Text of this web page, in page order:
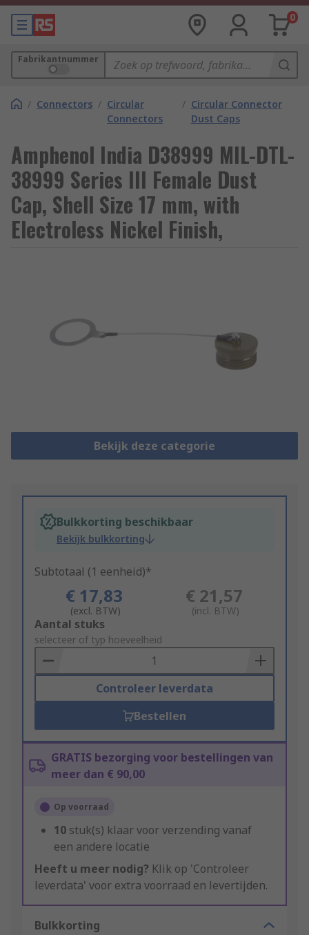
0
Fabrikantnummer
/ Connectors / Circular
Connectors
/ Circular Connector
Dust Caps
Amphenol India D38999 MIL-DTL-
38999 Series III Female Dust
Cap, Shell Size 17 mm, with
Electroless Nickel Finish,
Bekijk deze categorie
Bulkkorting beschikbaar
Bekijk bulkkorting
Subtotaal (1 eenheid)*
€ 17,83
(excl. BTW)
€ 21,57
(incl. BTW)
Add
to
Basket
Aantal stuks
selecteer of typ hoeveelheid
Controleer leverdata
Bestellen
GRATIS bezorging voor bestellingen van
meer dan € 90,00
Op voorraad
10 stuk(s) klaar voor verzending vanaf
een andere locatie
Heeft u meer nodig? Klik op 'Controleer
leverdata' voor extra voorraad en levertijden.
Bulkkorting